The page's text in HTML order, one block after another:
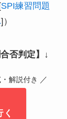
SPI練習問題
]）
否判定】 ↓
解説付き ／